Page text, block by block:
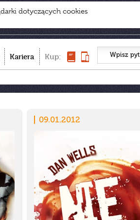
dotyczących cookies
Kariera Kup:
09.01.2012